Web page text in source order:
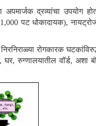
द्रव्यांचा उपयोग
1,000 पट धोकादायक),
रोगकारक
रुग्णालयातील वॉर्ड, अशा